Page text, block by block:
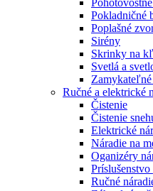
Pokladničné
Poplašné
Sirény
Skrinky na
Svetlá a
Ručné a elektrické
Čistenie
Čistenie
Elektrické
Náradie na
Oganizéry
Ručné